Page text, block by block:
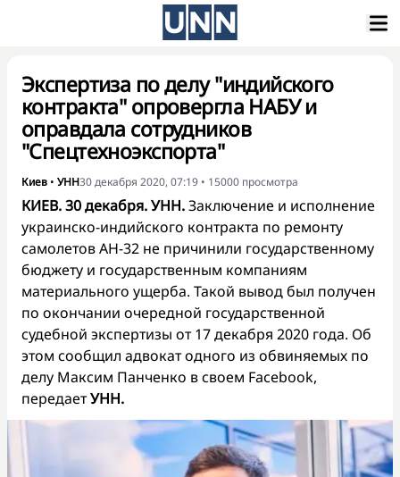
Экспертиза по делу "индийского
контракта" опровергла НАБУ и
оправдала сотрудников
"Спецтехноэкспорта"
Киев • УНН30 декабря 2020, 07:19 • 15000 просмотра
КИЕВ. 30 декабря. УНН.Заключение и исполнение
украинско-индийского контракта по ремонту
самолетов АН-32 не причинили государственному
бюджету и государственным компаниям
материального ущерба. Такой вывод был получен
по окончании очередной государственной
судебной экспертизы от 17 декабря 2020 года. Об
этом сообщил адвокат одного из обвиняемых по
делу Максим Панченко в своем Facebook,
передаетУНН.